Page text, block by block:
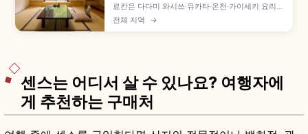
료칸은 다다미 와시쓰·유카타·온천·가이세키 요리로
일본다운 숙박 체험을 중시하는 숙소이고, 호텔은
위치와 객실 선택지가 폭넓고 자유도가 높은 형태입
전체 지역 →
센스는 어디서 살 수 있나요? 여행자에
게 추천하는 구매처